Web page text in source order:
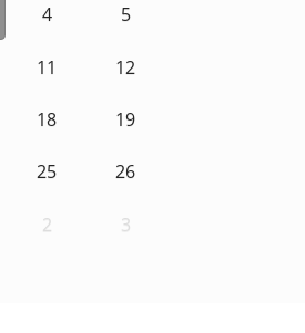
4 5
11 12
18 19
25 26
2 3